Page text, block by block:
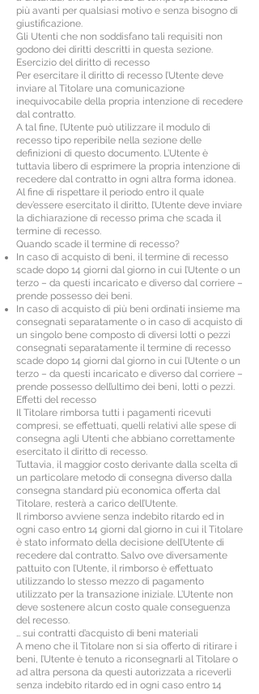
più avanti per qualsiasi motivo e senza bisogno di
giustificazione.
Gli Utenti che non soddisfano tali requisiti non
godono dei diritti descritti in questa sezione.
Esercizio del diritto di recesso
Per esercitare il diritto di recesso l’Utente deve
inviare al Titolare una comunicazione
inequivocabile della propria intenzione di recedere
dal contratto.
A tal fine, l’Utente può utilizzare il modulo di
recesso tipo reperibile nella sezione delle
definizioni di questo documento. L’Utente è
tuttavia libero di esprimere la propria intenzione di
recedere dal contratto in ogni altra forma idonea.
Al fine di rispettare il periodo entro il quale
dev’essere esercitato il diritto, l’Utente deve inviare
la dichiarazione di recesso prima che scada il
termine di recesso.
Quando scade il termine di recesso?
In caso di acquisto di beni, il termine di recesso
scade dopo 14 giorni dal giorno in cui l’Utente o un
terzo – da questi incaricato e diverso dal corriere –
prende possesso dei beni.
In caso di acquisto di più beni ordinati insieme ma
consegnati separatamente o in caso di acquisto di
un singolo bene composto di diversi lotti o pezzi
consegnati separatamente il termine di recesso
scade dopo 14 giorni dal giorno in cui l’Utente o un
terzo – da questi incaricato e diverso dal corriere –
prende possesso dell’ultimo dei beni, lotti o pezzi.
Effetti del recesso
Il Titolare rimborsa tutti i pagamenti ricevuti
compresi, se effettuati, quelli relativi alle spese di
consegna agli Utenti che abbiano correttamente
esercitato il diritto di recesso.
Tuttavia, il maggior costo derivante dalla scelta di
un particolare metodo di consegna diverso dalla
consegna standard più economica offerta dal
Titolare, resterà a carico dell’Utente.
Il rimborso avviene senza indebito ritardo ed in
ogni caso entro 14 giorni dal giorno in cui il Titolare
è stato informato della decisione dell’Utente di
recedere dal contratto. Salvo ove diversamente
pattuito con l’Utente, il rimborso è effettuato
utilizzando lo stesso mezzo di pagamento
utilizzato per la transazione iniziale. L’Utente non
deve sostenere alcun costo quale conseguenza
del recesso.
… sui contratti d’acquisto di beni materiali
A meno che il Titolare non si sia offerto di ritirare i
beni, l’Utente è tenuto a riconsegnarli al Titolare o
ad altra persona da questi autorizzata a riceverli
senza indebito ritardo ed in ogni caso entro 14